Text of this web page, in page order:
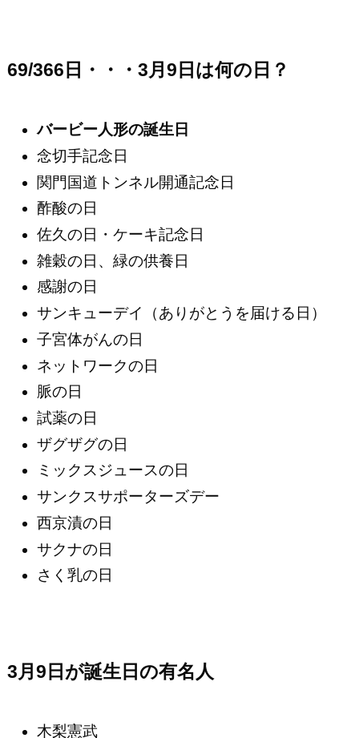
69/366日・・・3月9日は何の日？
バービー人形の誕生日
念切手記念日
関門国道トンネル開通記念日
酢酸の日
佐久の日・ケーキ記念日
雑穀の日、緑の供養日
感謝の日
サンキューデイ（ありがとうを届ける日）
子宮体がんの日
ネットワークの日
脈の日
試薬の日
ザグザグの日
ミックスジュースの日
サンクスサポーターズデー
西京漬の日
サクナの日
さく乳の日
3月9日が誕生日の有名人
木梨憲武